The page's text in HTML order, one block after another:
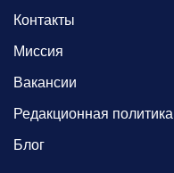
Контакты
Миссия
Вакансии
Редакционная политика
Блог